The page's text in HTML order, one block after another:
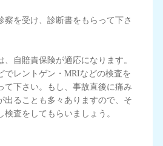
を受け、診断書をもらって下さ
自賠責保険が適応になります。
でレントゲン・MRIなどの検査を
て下さい。もし、事故直後に痛み
出ることも多々ありますので、そ
査をしてもらいましょう。